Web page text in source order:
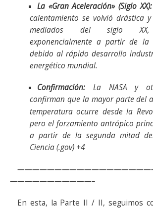
La «Gran Aceleración» (Siglo XX):
calentamiento se volvió drástica
mediados del siglo XX,
exponencialmente a partir de la
debido al rápido desarrollo
energético mundial.
Confirmación: La NASA y
confirman que la mayor parte del
temperatura ocurre desde la
pero el forzamiento antrópico
a partir de la segunda mitad
Ciencia (.gov) +4
———————————–
En esta, la Parte II / II, seguimos